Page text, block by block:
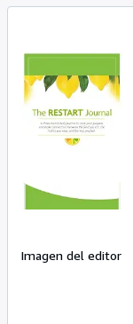
Imagen del editor